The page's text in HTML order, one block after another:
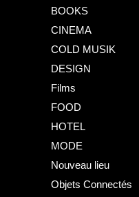
BOOKS
CINEMA
COLD MUSIK
DESIGN
Films
FOOD
HOTEL
MODE
Nouveau lieu
Objets Connectés